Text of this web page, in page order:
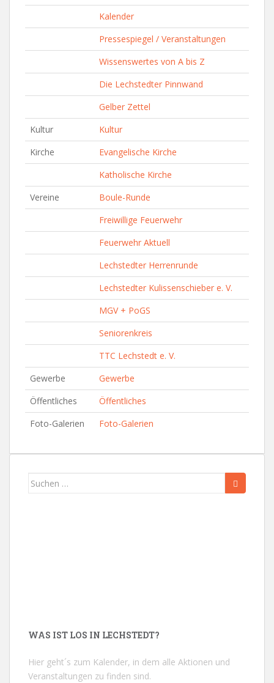
Kalender
Pressespiegel / Veranstaltungen
Wissenswertes von A bis Z
Die Lechstedter Pinnwand
Gelber Zettel
Kultur
Kultur
Kirche
Evangelische Kirche
Katholische Kirche
Vereine
Boule-Runde
Freiwillige Feuerwehr
Feuerwehr Aktuell
Lechstedter Herrenrunde
Lechstedter Kulissenschieber e. V.
MGV + PoGS
Seniorenkreis
TTC Lechstedt e. V.
Gewerbe
Gewerbe
Öffentliches
Öffentliches
Foto-Galerien
Foto-Galerien
Suchen
WAS IST LOS IN LECHSTEDT?
Hier geht´s zum Kalender, in dem alle Aktionen und
Veranstaltungen zu finden sind.